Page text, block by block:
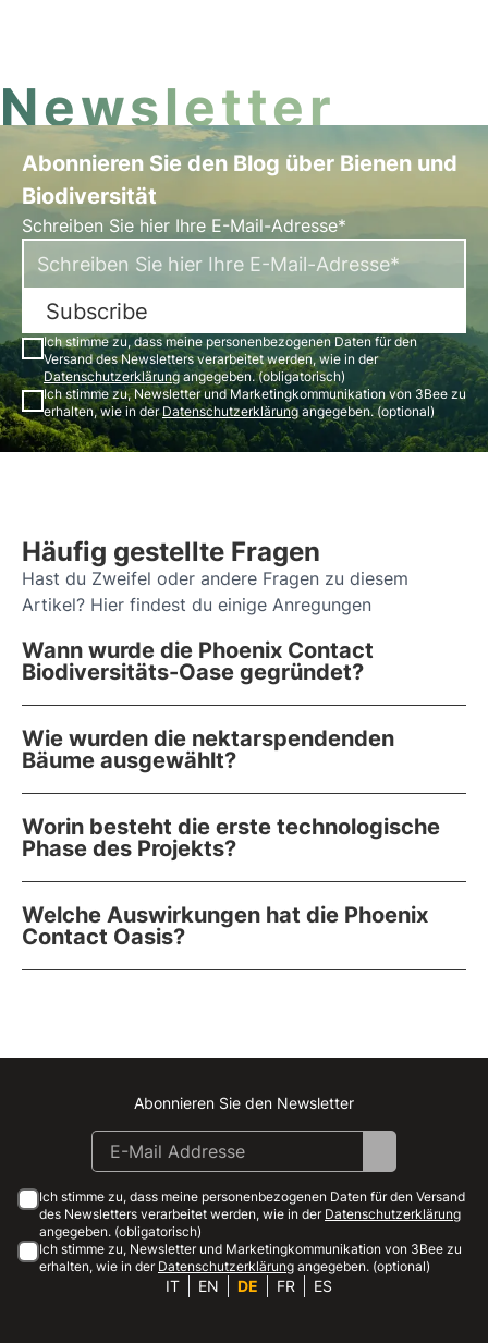
Newsletter
Abonnieren Sie den Blog über Bienen und
Biodiversität
Schreiben Sie hier Ihre E-Mail-Adresse*
Subscribe
Ich stimme zu, dass meine personenbezogenen Daten für den
Versand des Newsletters verarbeitet werden, wie in der
Datenschutzerklärungangegeben. (obligatorisch)
Ich stimme zu, Newsletter und Marketingkommunikation von 3Bee zu
erhalten, wie in derDatenschutzerklärungangegeben. (optional)
Häufig gestellte Fragen
Hast du Zweifel oder andere Fragen zu diesem
Artikel? Hier findest du einige Anregungen
Wann wurde die Phoenix Contact
Biodiversitäts-Oase gegründet?
Wie wurden die nektarspendenden
Bäume ausgewählt?
Worin besteht die erste technologische
Phase des Projekts?
Welche Auswirkungen hat die Phoenix
Contact Oasis?
Instagram
Facebook
Linkedin
Youtube
Abonnieren Sie den Newsletter
Ich stimme zu, dass meine personenbezogenen Daten für den Versand
des Newsletters verarbeitet werden, wie in der Datenschutzerklärung
angegeben. (obligatorisch)
Ich stimme zu, Newsletter und Marketingkommunikation von 3Bee zu
erhalten, wie in der Datenschutzerklärung angegeben. (optional)
IT EN DE FR ES